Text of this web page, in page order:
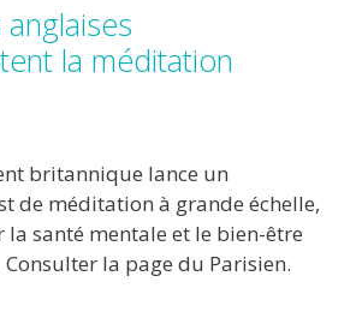
la méditation
britannique lance un
de méditation à grande échelle,
santé mentale et le bien-être
la page du Parisien.